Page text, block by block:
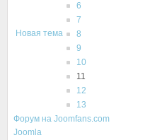
Новая тема
6
7
8
9
10
11
12
13
Форум на Joomfans.com
Joomla